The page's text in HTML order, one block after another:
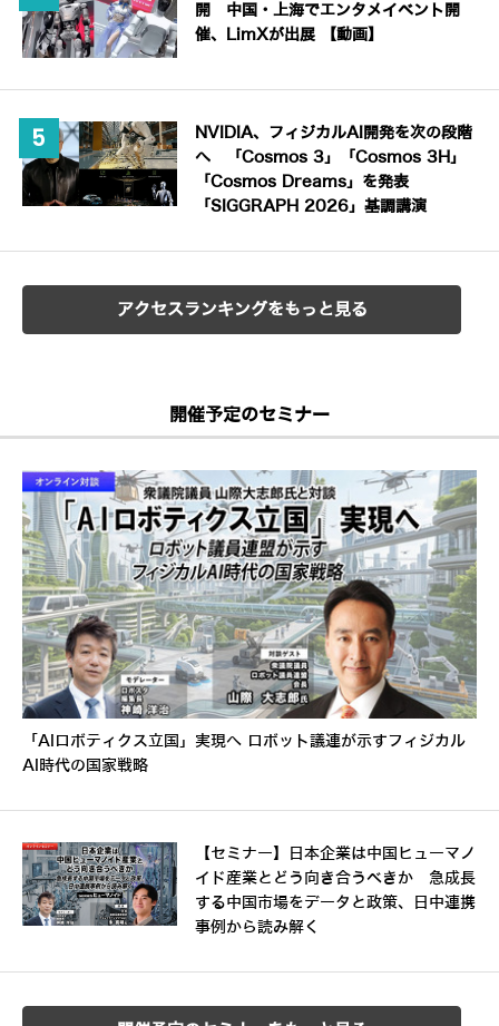
開 中国・上海でエンタメイベント開
催、LimXが出展 【動画】
NVIDIA、フィジカルAI開発を次の段階
へ 「Cosmos 3」「Cosmos 3H」
「Cosmos Dreams」を発表
「SIGGRAPH 2026」基調講演
アクセスランキングをもっと見る
開催予定のセミナー
「AIロボティクス立国」実現へ ロボット議連が示すフィジカル
AI時代の国家戦略
【セミナー】日本企業は中国ヒューマノ
イド産業とどう向き合うべきか 急成長
する中国市場をデータと政策、日中連携
事例から読み解く